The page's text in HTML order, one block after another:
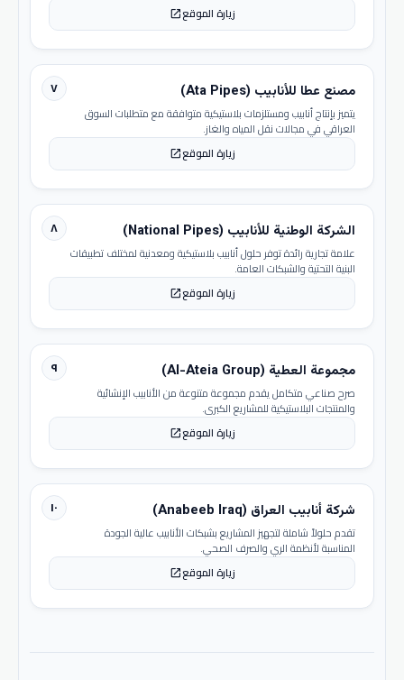
زيارة الموقعopen_in_new
٧ مصنع عطا للأنابيب (Ata Pipes)
يتميز بإنتاج أنابيب ومستلزمات بلاستيكية متوافقة مع متطلبات السوق
العراقي في مجالات نقل المياه والغاز.
زيارة الموقعopen_in_new
٨ الشركة الوطنية للأنابيب (National Pipes)
علامة تجارية رائدة توفر حلول أنابيب بلاستيكية ومعدنية لمختلف تطبيقات
البنية التحتية والشبكات العامة.
زيارة الموقعopen_in_new
٩ مجموعة العطية (Al-Ateia Group)
صرح صناعي متكامل يقدم مجموعة متنوعة من الأنابيب الإنشائية
والمنتجات البلاستيكية للمشاريع الكبرى.
زيارة الموقعopen_in_new
١٠ شركة أنابيب العراق (Anabeeb Iraq)
تقدم حلولاً شاملة لتجهيز المشاريع بشبكات الأنابيب عالية الجودة
المناسبة لأنظمة الري والصرف الصحي.
زيارة الموقعopen_in_new